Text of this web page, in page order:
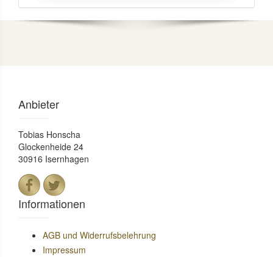
Anbieter
Tobias Honscha
Glockenheide 24
30916 Isernhagen
Informationen
AGB und Widerrufsbelehrung
Impressum